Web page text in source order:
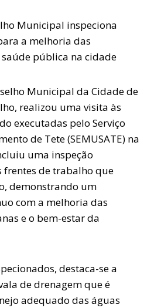
Municipal inspeciona
a melhoria das
pública na cidade
Municipal da Cidade de
realizou uma visita às
executadas pelo Serviço
de Tete (SEMUSATE) na
uma inspeção
frentes de trabalho que
demonstrando um
com a melhoria das
e o bem-estar da
destaca-se a
de drenagem que é
adequado das águas